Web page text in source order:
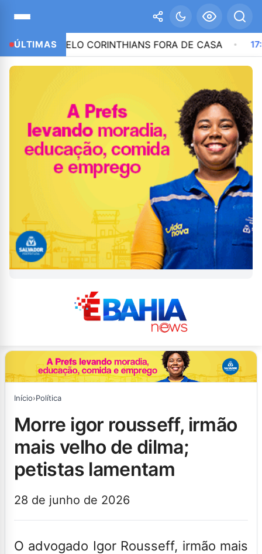
ÚLTIMAS
A 2 PELO CORINTHIANS FORA DE CASA 17:01
Início›Política
morre igor rousseff, irmão
mais velho de dilma;
petistas lamentam
28 de junho de 2026
O advogado Igor Rousseff, irmão mais